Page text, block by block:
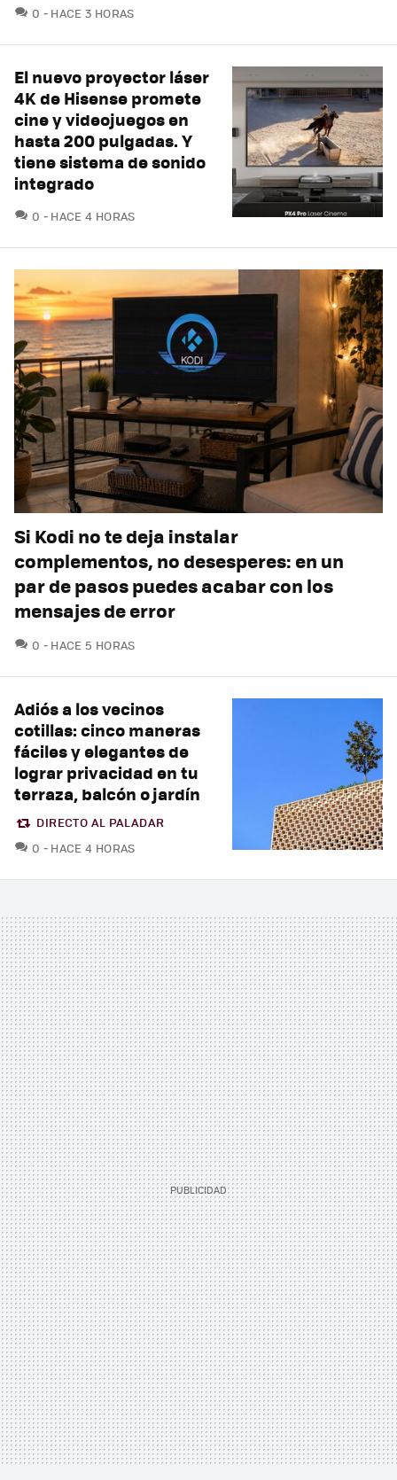
0 COMENTARIOS
HACE 3 HORAS
El nuevo proyector láser
4K de Hisense promete
cine y videojuegos en
hasta 200 pulgadas. Y
tiene sistema de sonido
integrado
0 COMENTARIOS
HACE 4 HORAS
Si Kodi no te deja instalar
complementos, no desesperes: en un
par de pasos puedes acabar con los
mensajes de error
0 COMENTARIOS
HACE 5 HORAS
Adiós a los vecinos
cotillas: cinco maneras
fáciles y elegantes de
lograr privacidad en tu
terraza, balcón o jardín
DIRECTO AL PALADAR
0 COMENTARIOS
HACE 4 HORAS